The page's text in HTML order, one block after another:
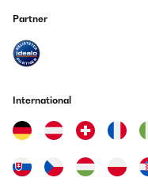
Partner
International